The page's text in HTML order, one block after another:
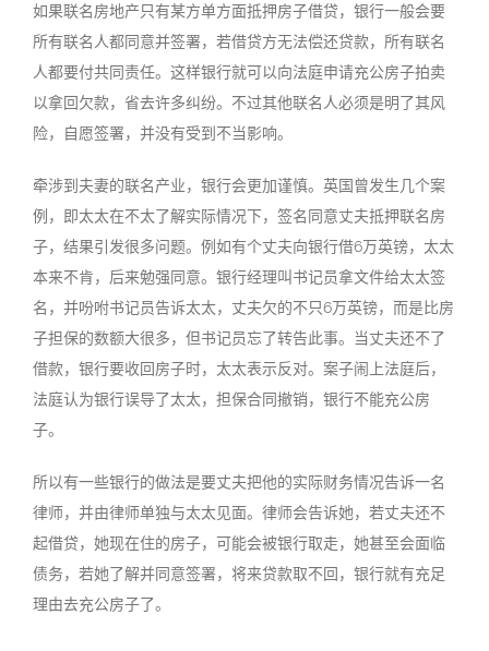
如果联名房地产只有某方单方面抵押房子借贷，银行一般会要
所有联名人都同意并签署，若借贷方无法偿还贷款，所有联名
人都要付共同责任。这样银行就可以向法庭申请充公房子拍卖
以拿回欠款，省去许多纠纷。不过其他联名人必须是明了其风
险，自愿签署，并没有受到不当影响。
牵涉到夫妻的联名产业，银行会更加谨慎。英国曾发生几个案
例，即太太在不太了解实际情况下，签名同意丈夫抵押联名房
子，结果引发很多问题。例如有个丈夫向银行借6万英镑，太太
本来不肯，后来勉强同意。银行经理叫书记员拿文件给太太签
名，并吩咐书记员告诉太太，丈夫欠的不只6万英镑，而是比房
子担保的数额大很多，但书记员忘了转告此事。当丈夫还不了
借款，银行要收回房子时，太太表示反对。案子闹上法庭后，
法庭认为银行误导了太太，担保合同撤销，银行不能充公房
子。
所以有一些银行的做法是要丈夫把他的实际财务情况告诉一名
律师，并由律师单独与太太见面。律师会告诉她，若丈夫还不
起借贷，她现在住的房子，可能会被银行取走，她甚至会面临
债务，若她了解并同意签署，将来贷款取不回，银行就有充足
理由去充公房子了。